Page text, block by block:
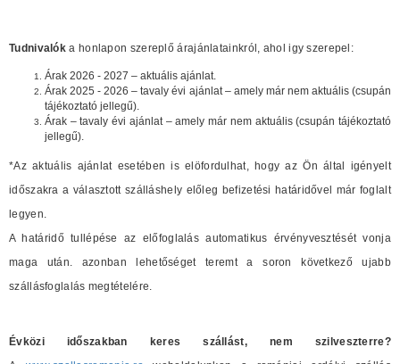
Tudnivalók a honlapon szereplő árajánlatainkról, ahol igy szerepel:
Árak 2026 - 2027 – aktuális ajánlat.
Árak 2025 - 2026 – tavaly évi ajánlat – amely már nem aktuális (csupán
tájékoztató jellegű).
Árak – tavaly évi ajánlat – amely már nem aktuális (csupán tájékoztató
jellegű).
*Az aktuális ajánlat esetében is elöfordulhat, hogy az Ön által igényelt
időszakra a választott szálláshely előleg befizetési határidővel már foglalt
legyen.
A határidő tullépése az előfoglalás automatikus érvényvesztését vonja
maga után. azonban lehetőséget teremt a soron következő ujabb
szállásfoglalás megtételére.
Évközi időszakban keres szállást, nem szilveszterre?